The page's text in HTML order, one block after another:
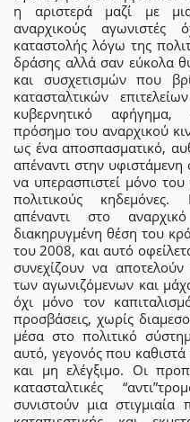
η αριστερά μαζί με
αναρχικούς αγωνιστές
καταστολής λόγω της
δράσης αλλά σαν εύκολα
και συσχετισμών που
κατασταλτικών
κυβερνητικό αφήγημα,
πρόσημο του αναρχικού
ως ένα αποσπασματικό,
απέναντι στην υφιστάμενη
να υπερασπιστεί μόνο του
πολιτικούς κηδεμόνες.
απέναντι στο
διακηρυγμένη θέση του
του 2008, και αυτό
συνεχίζουν να
των αγωνιζόμενων και
όχι μόνο τον
προσβάσεις, χωρίς
μέσα στο πολιτικό
αυτό, γεγονός που καθιστά
και μη ελέγξιμο. Οι
κατασταλτικές
συνιστούν μια στιγμιαία